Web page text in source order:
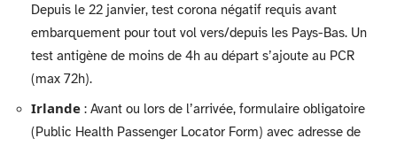
Depuis le 22 janvier, test corona négatif requis avant
embarquement pour tout vol vers/depuis les Pays-Bas. Un
test antigène de moins de 4h au départ s’ajoute au PCR
(max 72h).
Irlande : Avant ou lors de l’arrivée, formulaire obligatoire
(Public Health Passenger Locator Form) avec adresse de